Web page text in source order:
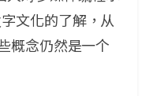
文化的了解，从
概念仍然是一个